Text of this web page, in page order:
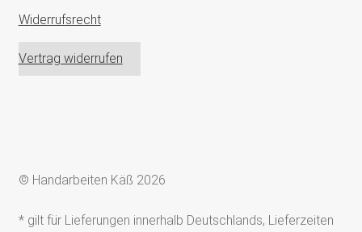
Widerrufsrecht
Vertrag widerrufen
© Handarbeiten Käß 2026
* gilt für Lieferungen innerhalb Deutschlands, Lieferzeiten